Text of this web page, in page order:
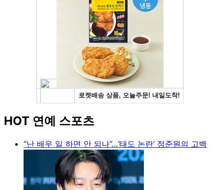
HOT 연예 스포츠
“난 배우 일 하면 안 되나”…‘태도 논란’ 정준원의 고백